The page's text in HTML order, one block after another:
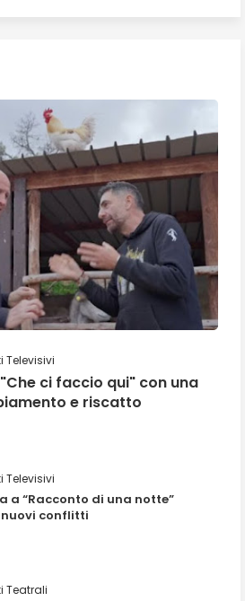
Televisivi
ci faccio qui" con una
e riscatto
Televisivi
a “Racconto di una notte”
nuovi conflitti
Teatrali